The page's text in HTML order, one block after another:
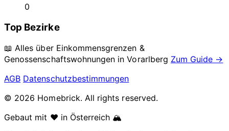
0
Top Bezirke
📖 Alles über Einkommensgrenzen &
Genossenschaftswohnungen inVorarlberg Zum Guide →
AGB Datenschutzbestimmungen
© 2026 Homebrick. All rights reserved.
Gebaut mit ❤️ in Österreich 🏔️